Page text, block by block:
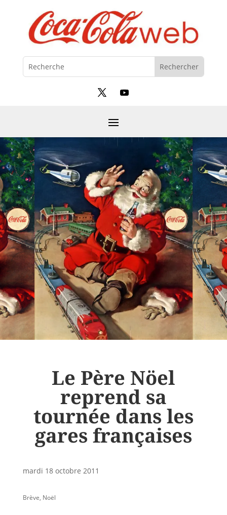
Le Père Nöel
reprend sa
tournée dans les
gares françaises
mardi 18 octobre 2011
Brève, Noël